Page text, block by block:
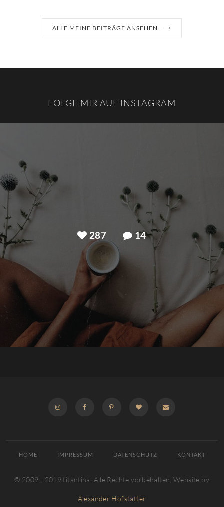
ALLE MEINE BEITRÄGE ANSEHEN
FOLGE MIR AUF INSTAGRAM
287 14
HOME
IMPRESSUM DATENSCHUTZ KONTAKT
© 2009 - 2019 titantina. Alle Rechte vorbehalten. Website by
Alexander Hofstätter